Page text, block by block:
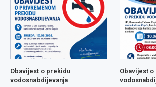
Obavijest o prekidu
vodosnabdijevanja
Obavijest